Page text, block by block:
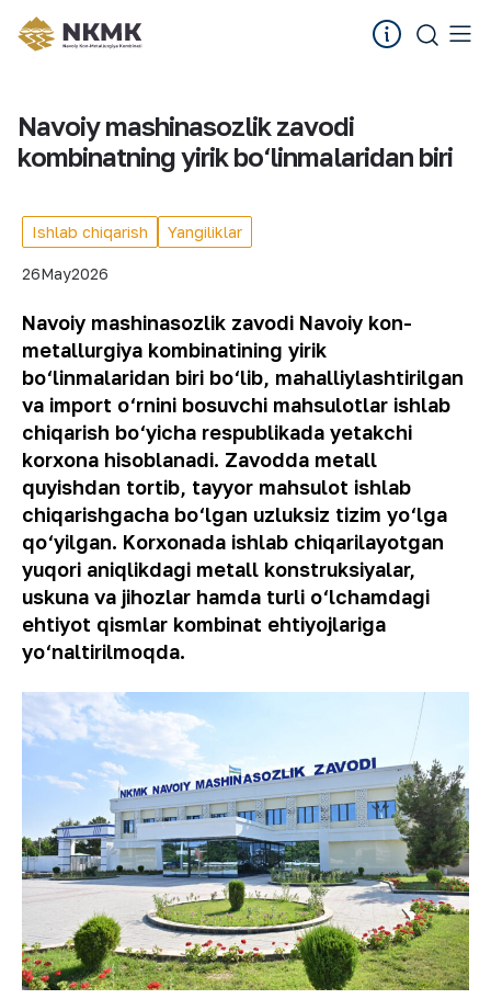
Navoiy mashinasozlik zavodi
kombinatning yirik bo‘linmalaridan biri
Ishlab chiqarish Yangiliklar
26May2026
Navoiy mashinasozlik zavodi Navoiy kon-
metallurgiya kombinatining yirik
bo‘linmalaridan biri bo‘lib, mahalliylashtirilgan
va import o‘rnini bosuvchi mahsulotlar ishlab
chiqarish bo‘yicha respublikada yetakchi
korxona hisoblanadi. Zavodda metall
quyishdan tortib, tayyor mahsulot ishlab
chiqarishgacha bo‘lgan uzluksiz tizim yo‘lga
qo‘yilgan. Korxonada ishlab chiqarilayotgan
yuqori aniqlikdagi metall konstruksiyalar,
uskuna va jihozlar hamda turli o‘lchamdagi
ehtiyot qismlar kombinat ehtiyojlariga
yo‘naltirilmoqda.